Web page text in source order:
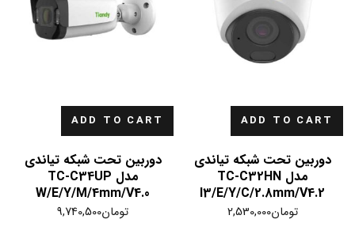
ADD TO CART
دوربین تحت شبکه تیاندی
مدل TC-C32HN
I3/E/Y/C/2.8mm/V4.2
تومان2,530,000
ADD TO CART
دوربین تحت شبکه تیاندی
مدل TC-C34UP
W/E/Y/M/4mm/V4.0
تومان9,740,500